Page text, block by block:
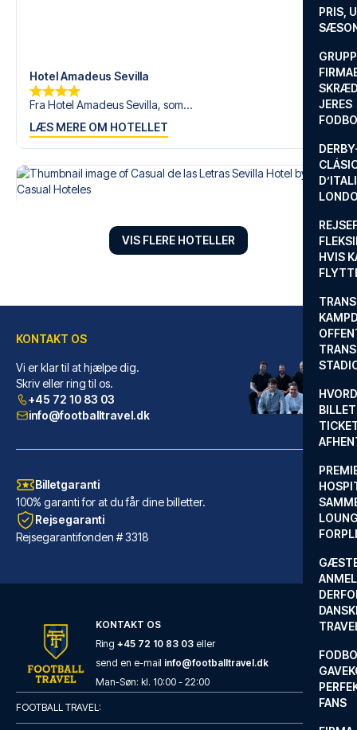
PRIS,
JERES
HVIS
FANS
Hotel Amadeus Sevilla
Fra Hotel Amadeus Sevilla, som...
LÆS MERE OM HOTELLET
Casual de las Letras Sevilla Hotel by Casual Hoteles
Med et ophold ved Casual de la...
Eurostars Torre Sevilla
Med et ophold ved Eurostars To...
VIS FLERE HOTELLER
KONTAKT OS
Vi er klar til at hjælpe dig.
Skriv eller ring til os.
+45 72 10 83 03
info@footballtravel.dk
Billetgaranti
100% garanti for at du får dine billetter.
Rejsegaranti
Rejsegarantifonden # 3318
KONTAKT OS
Ring +45 72 10 83 03 eller
send en e-mail info@footballtravel.dk
Man-Søn: kl. 10:00 - 22:00
FOOTBALL TRAVEL: